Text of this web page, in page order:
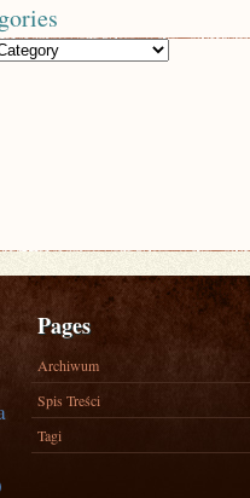
Pages
Archiwum
Spis Treści
Tagi